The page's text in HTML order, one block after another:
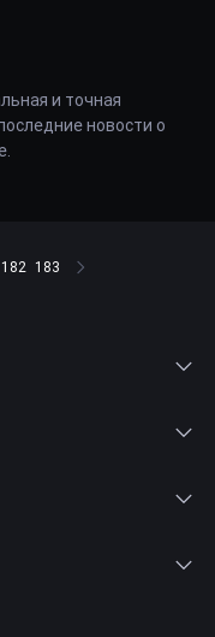
и точная
новости о
182 183